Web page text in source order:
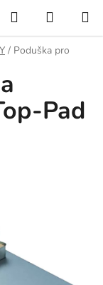
Hledat
KOŠÍK
/ Poduška pro
Pad